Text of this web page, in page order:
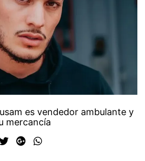
es vendedor ambulante y
mercancía